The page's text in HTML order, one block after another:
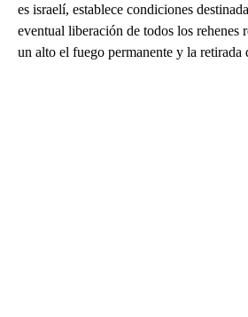
es israelí, establece condiciones
eventual liberación de todos los rehenes
un alto el fuego permanente y la retirada